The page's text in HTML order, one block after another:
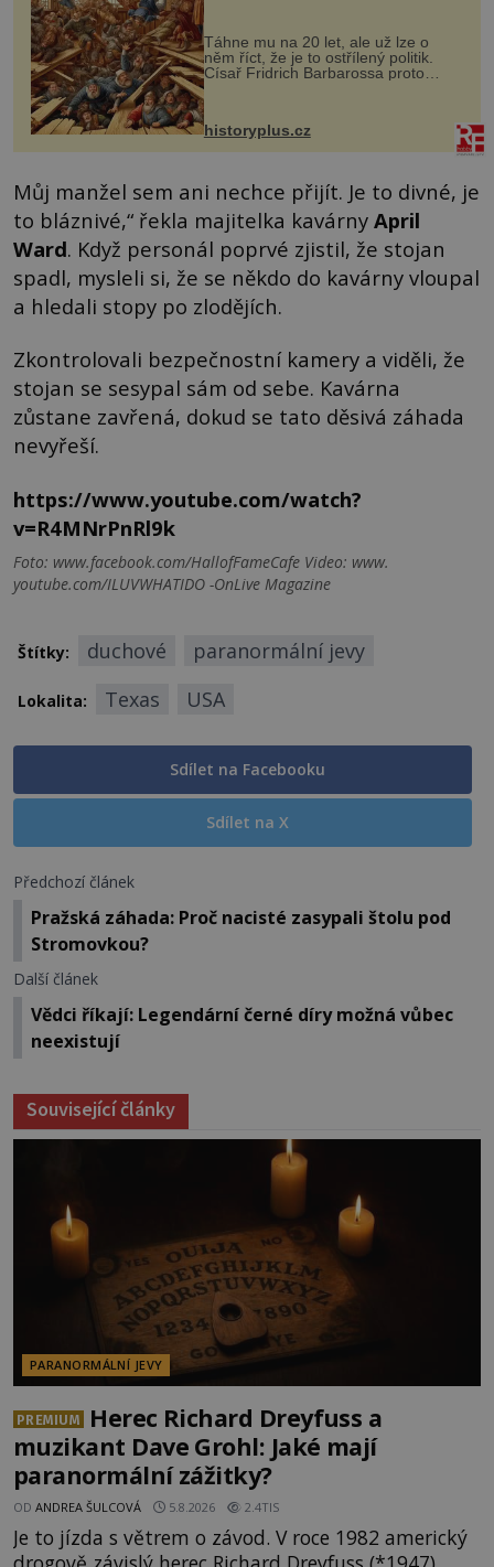
Táhne mu na 20 let, ale už lze o
něm říct, že je to ostřílený politik.
Císař Fridrich Barbarossa proto
posílá svého syna a dědice Jindřicha
VI. do Erfurtu, aby se stal
prostředníkem při řešení sporu m...
historyplus.cz
Můj manžel sem ani nechce přijít. Je to divné, je
to bláznivé,“ řekla majitelka kavárny April
Ward. Když personál poprvé zjistil, že stojan
spadl, mysleli si, že se někdo do kavárny vloupal
a hledali stopy po zlodějích.
Zkontrolovali bezpečnostní kamery a viděli, že
stojan se sesypal sám od sebe. Kavárna
zůstane zavřená, dokud se tato děsivá záhada
nevyřeší.
https://www.youtube.com/watch?
v=R4MNrPnRl9k
Foto: www.facebook.com/HallofFameCafe Video: www.
youtube.com/ILUVWHATIDO -OnLive Magazine
Štítky: duchové paranormální jevy
Lokalita: Texas USA
Sdílet na Facebooku
Sdílet na X
Předchozí článek
Pražská záhada: Proč nacisté zasypali štolu pod
Stromovkou?
Další článek
Vědci říkají: Legendární černé díry možná vůbec
neexistují
Související články
PARANORMÁLNÍ JEVY
PREMIUM
Herec Richard Dreyfuss a
muzikant Dave Grohl: Jaké mají
paranormální zážitky?
OD ANDREA ŠULCOVÁ 5.8.2026 2.4TIS
Je to jízda s větrem o závod. V roce 1982 americký